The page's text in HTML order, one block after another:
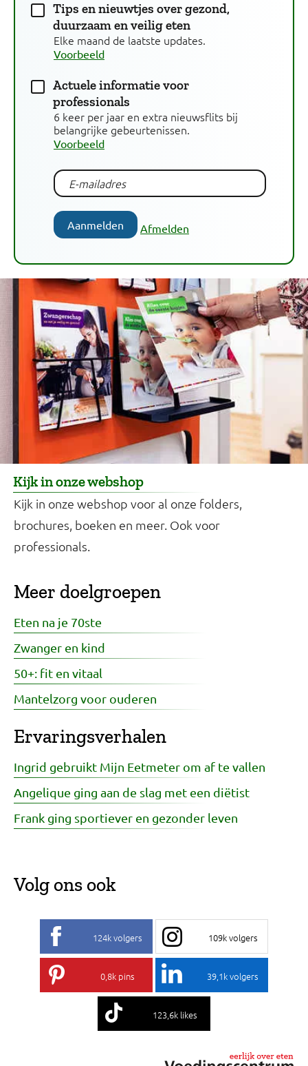
Tips en nieuwtjes over gezond,
duurzaam en veilig eten
Elke maand de laatste updates.
Voorbeeld
Actuele informatie voor
professionals
6 keer per jaar en extra nieuwsflits bij
belangrijke gebeurtenissen.
Voorbeeld
Aanmelden Afmelden
Kijk in onze webshop
Kijk in onze webshop voor al onze folders,
brochures, boeken en meer. Ook voor
professionals.
Meer doelgroepen
Eten na je 70ste
Zwanger en kind
50+: fit en vitaal
Mantelzorg voor ouderen
Ervaringsverhalen
Ingrid gebruikt Mijn Eetmeter om af te vallen
Angelique ging aan de slag met een diëtist
Frank ging sportiever en gezonder leven
Volg ons ook
124k volgers 109k volgers
0,8k pins 39,1k volgers
123,6k likes